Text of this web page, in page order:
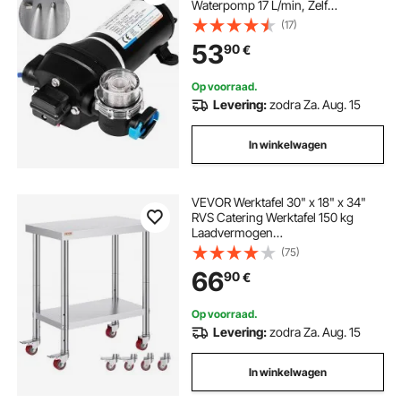
Waterpomp 17 L/min, Zelf
Aanzuigende Membraanpomp 2 m,
3-Kamer Membraan,
Membraanpomp met Thermische
Beveiliging, voor Auto, Marine,
Campers
(17)
5390€
Op voorraad.
Levering:zodra Za. Aug. 15
In winkelwagen
VEVOR Werktafel 30" x 18" x 34"
RVS Catering Werktafel 150 kg
Laadvermogen
Voedselbereidingstafel
Commerciële Werktafel voor
Keuken Bar Restaurantar 4
Verstelbare Voeten
(75)
6690€
Op voorraad.
Levering:zodra Za. Aug. 15
In winkelwagen